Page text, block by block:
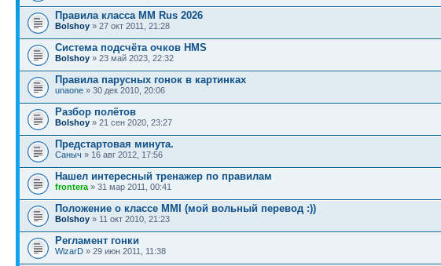
Правила класса MM Rus 2026
Bolshoy » 27 окт 2011, 21:28
Система подсчёта очков HMS
Bolshoy » 23 май 2023, 22:32
Правила парусных гонок в картинках
unaone » 30 дек 2010, 20:06
Разбор полётов
Bolshoy » 21 сен 2020, 23:27
Предстартовая минута.
Саныч » 16 авг 2012, 17:56
Нашел интересный тренажер по правилам
frontera » 31 мар 2011, 00:41
Положение о классе MMI (мой вольный перевод :))
Bolshoy » 11 окт 2010, 21:23
Регламент гонки
WizarD » 29 июн 2011, 11:38